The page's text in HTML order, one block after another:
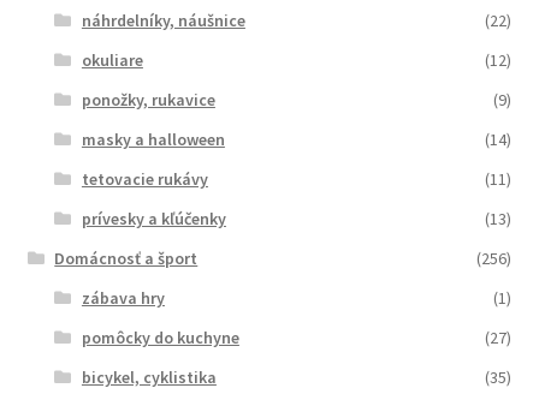
náhrdelníky, náušnice
(22)
okuliare
(12)
ponožky, rukavice
(9)
masky a halloween
(14)
tetovacie rukávy
(11)
prívesky a kľúčenky
(13)
Domácnosť a šport
(256)
zábava hry
(1)
pomôcky do kuchyne
(27)
bicykel, cyklistika
(35)